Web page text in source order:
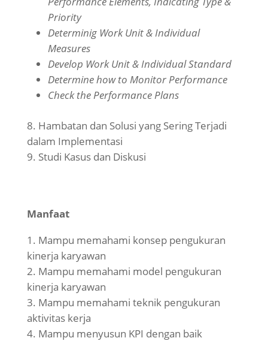
Priority
Determinig Work Unit & Individual
Measures
Develop Work Unit & Individual Standard
Determine how to Monitor Performance
Check the Performance Plans
Hambatan dan Solusi yang Sering Terjadi
dalam Implementasi
Studi Kasus dan Diskusi
Manfaat
Mampu memahami konsep pengukuran
kinerja karyawan
Mampu memahami model pengukuran
kinerja karyawan
Mampu memahami teknik pengukuran
aktivitas kerja
Mampu menyusun KPI dengan baik